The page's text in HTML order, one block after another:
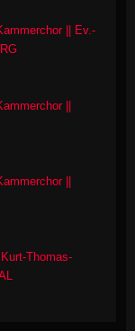
|| Ev.-
||
||
Thomas-